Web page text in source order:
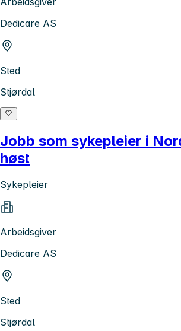
Dedicare AS
Sted
Stjørdal
Jobb som sykepleier i
høst
Sykepleier
Arbeidsgiver
Dedicare AS
Sted
Stjørdal